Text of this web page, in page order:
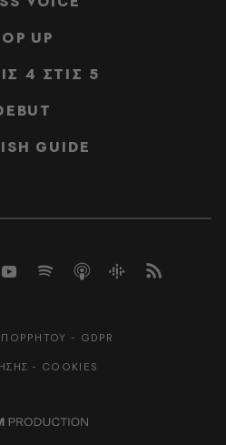
UP
4 ΣΤΙΣ 5
GUIDE
- GDPR
- COOKIES